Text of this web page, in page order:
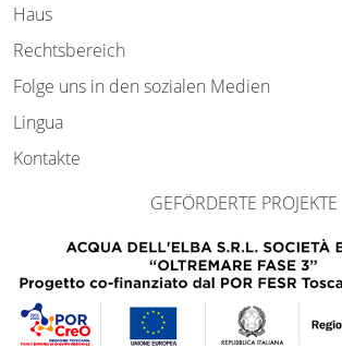
Haus
Rechtsbereich
Folge uns in den sozialen Medien
Lingua
Kontakte
GEFÖRDERTE PROJEKTE